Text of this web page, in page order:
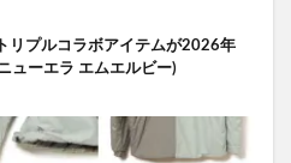
リプルコラボアイテムが2026年
ューエラ エムエルビー)